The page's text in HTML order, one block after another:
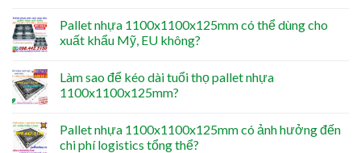
Pallet nhựa 1100x1100x125mm có thể dùng cho
xuất khẩu Mỹ, EU không?
Làm sao để kéo dài tuổi thọ pallet nhựa
1100x1100x125mm?
Pallet nhựa 1100x1100x125mm có ảnh hưởng đến
chi phí logistics tổng thể?